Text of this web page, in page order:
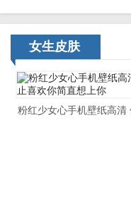
女生皮肤
粉红少女心手机壁纸高清